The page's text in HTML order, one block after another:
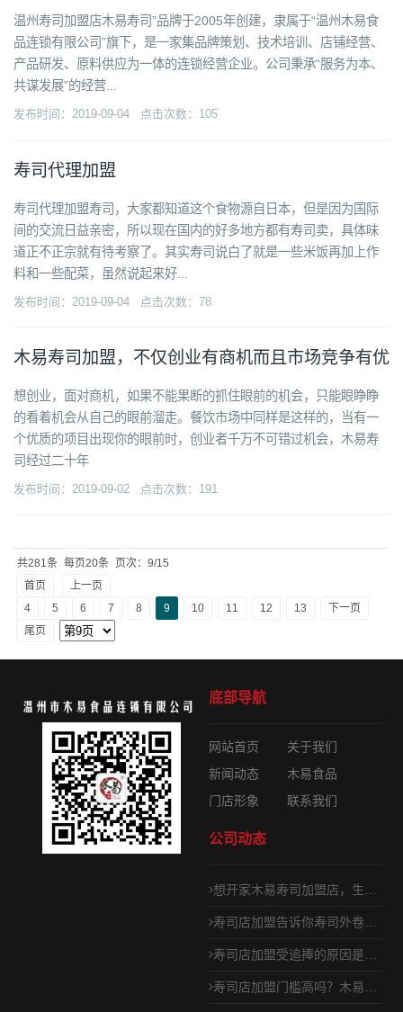
温州寿司加盟店木易寿司”品牌于2005年创建，隶属于“温州木易食
品连锁有限公司”旗下，是一家集品牌策划、技术培训、店铺经营、
产品研发、原料供应为一体的连锁经营企业。公司秉承“服务为本、
共谋发展”的经营...
发布时间：2019-09-04 点击次数：105
寿司代理加盟
寿司代理加盟寿司，大家都知道这个食物源自日本，但是因为国际
间的交流日益亲密，所以现在国内的好多地方都有寿司卖，具体味
道正不正宗就有待考察了。其实寿司说白了就是一些米饭再加上作
料和一些配菜，虽然说起来好...
发布时间：2019-09-04 点击次数：78
木易寿司加盟，不仅创业有商机而且市场竞争有优
想创业，面对商机，如果不能果断的抓住眼前的机会，只能眼睁睁
的看着机会从自己的眼前溜走。餐饮市场中同样是这样的，当有一
个优质的项目出现你的眼前时，创业者千万不可错过机会，木易寿
司经过二十年
发布时间：2019-09-02 点击次数：191
共281条 每页20条 页次：9/15
首页
上一页
4
5 6 7 8 9 10 11 12 13
下一页
尾页
底部导航
网站首页
关于我们
新闻动态
木易食品
门店形象
联系我们
公司动态
想开家木易寿司加盟店，生意怎么样？
寿司店加盟告诉你寿司外卷内卷做法
寿司店加盟受追捧的原因是什么
寿司店加盟门槛高吗？木易寿司轻松加盟